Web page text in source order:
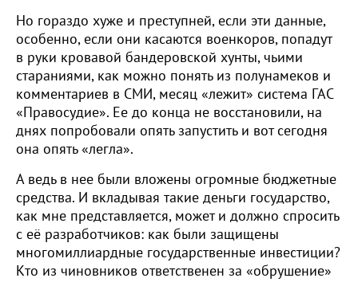
Но гораздо хуже и преступней, если эти данные,
особенно, если они касаются военкоров, попадут
в руки кровавой бандеровской хунты, чьими
стараниями, как можно понять из полунамеков и
комментариев в СМИ, месяц «лежит» система ГАС
«Правосудие». Ее до конца не восстановили, на
днях попробовали опять запустить и вот сегодня
она опять «легла».
А ведь в нее были вложены огромные бюджетные
средства. И вкладывая такие деньги государство,
как мне представляется, может и должно спросить
с её разработчиков: как были защищены
многомиллиардные государственные инвестиции?
Кто из чиновников ответственен за «обрушение»